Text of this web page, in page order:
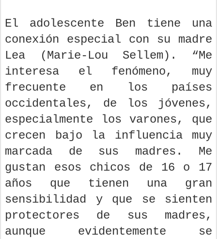
El adolescente Ben tiene una
conexión especial con su madre
Lea (Marie-Lou Sellem). “Me
interesa el fenómeno, muy
frecuente en los países
occidentales, de los jóvenes,
especialmente los varones, que
crecen bajo la influencia muy
marcada de sus madres. Me
gustan esos chicos de 16 o 17
años que tienen una gran
sensibilidad y que se sienten
protectores de sus madres,
aunque evidentemente se